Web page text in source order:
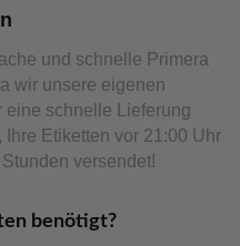
und schnelle Primera
wir unsere eigenen
eine schnelle Lieferung
Etiketten vor 21:00 Uhr
versendet!
benötigt?